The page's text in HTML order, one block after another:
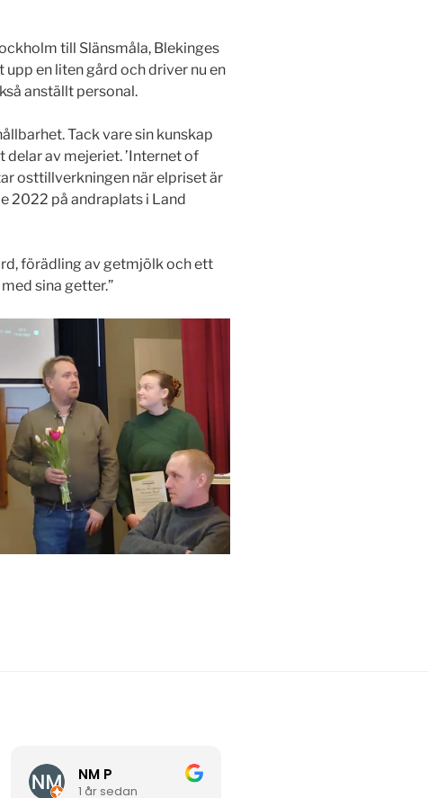
till Slänsmåla, Blekinges
en liten gård och driver nu en
anställt personal.
Tack vare sin kunskap
av mejeriet. ’Internet of
osttillverkningen när elpriset är
2022 på andraplats i Land
förädling av getmjölk och ett
sina getter.”
NM P
1 år sedan